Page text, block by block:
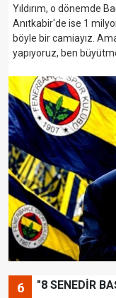
Yıldırım, o dönemde
Anıtkabir'de ise 1
böyle bir camiayız.
yapıyoruz, ben
6 "8 SENEDİR